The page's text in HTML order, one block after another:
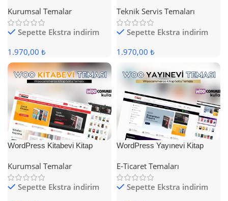
Kurumsal Temalar
Sepette Ekstra indirim
1.970,00 ₺
Teknik Servis Temaları
Sepette Ekstra indirim
1.970,00 ₺
WordPress Kitabevi Kitap
Kurumsal Temalar
Sepette Ekstra indirim
WordPress Yayınevi Kitap
E-Ticaret Temaları
Sepette Ekstra indirim